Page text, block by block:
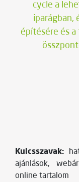
cycle a
iparágban,
építésére és
Kulcsszavak:
ajánlások,
online tartalom